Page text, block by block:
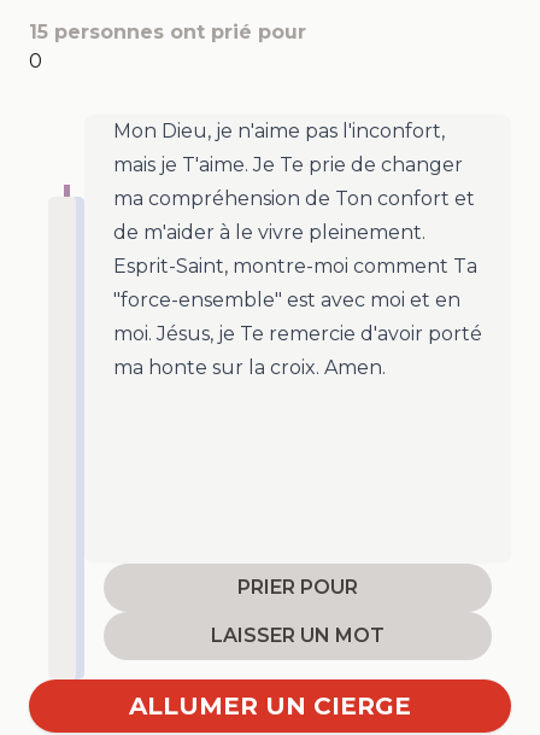
15 personnes ont prié pour
0
Mon Dieu, je n'aime pas l'inconfort,
mais je T'aime. Je Te prie de changer
ma compréhension de Ton confort et
de m'aider à le vivre pleinement.
Esprit-Saint, montre-moi comment Ta
"force-ensemble" est avec moi et en
moi. Jésus, je Te remercie d'avoir porté
ma honte sur la croix. Amen.
PRIER POUR
LAISSER UN MOT
ALLUMER UN CIERGE